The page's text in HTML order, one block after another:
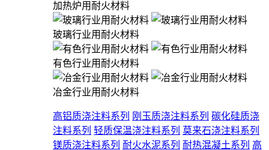
加热炉用耐火材料
玻璃行业用耐火材料
有色行业用耐火材料
冶金行业用耐火材料
高铝质浇注料系列 刚玉质浇注料系列 碳化硅质浇
注料系列 轻质保温浇注料系列 莫来石浇注料系列
镁质浇注料系列 耐火水泥系列 耐热混凝土系列 高